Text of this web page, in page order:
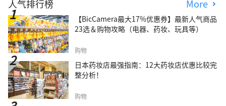
人气排行榜 More
【BicCamera最大17%优惠券】最新人气商品
23选＆购物攻略（电器、药妆、玩具等）
购物
日本药妆店最强指南：12大药妆店优惠比较完
整分析！
购物